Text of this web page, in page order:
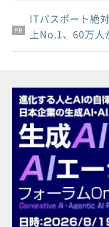
PR
PR
PR
ITパスポート絶
上No.1、60万